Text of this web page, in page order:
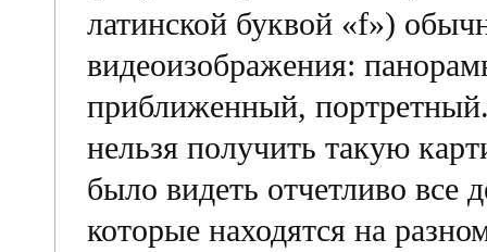
латинской буквой «f»)
видеоизображения:
приближенный,
нельзя получить такую
было видеть отчетливо все
которые находятся на